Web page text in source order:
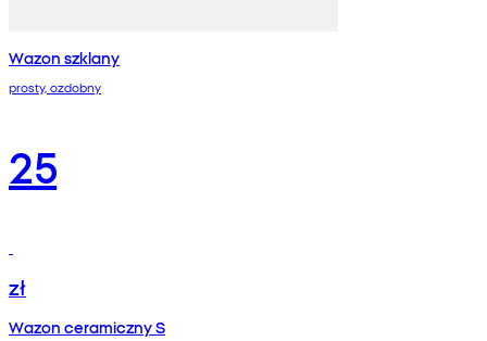
Wazon szklany
prosty, ozdobny
25
zł
Wazon ceramiczny S